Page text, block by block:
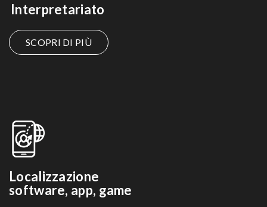
Interpretariato
SCOPRI DI PIÙ
Localizzazione
software, app, game